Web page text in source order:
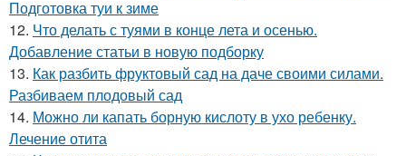
Подготовка туи к зиме
12. Что делать с туями в конце лета и осенью.
Добавление статьи в новую подборку
13. Как разбить фруктовый сад на даче своими силами.
Разбиваем плодовый сад
14. Можно ли капать борную кислоту в ухо ребенку.
Лечение отита